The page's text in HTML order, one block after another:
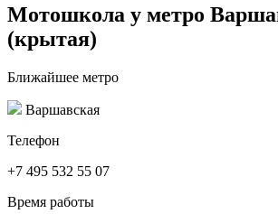
Мотошкола у метро
(крытая)
Ближайшее метро
Варшавская
Телефон
+7 495 532 55 07
Время работы